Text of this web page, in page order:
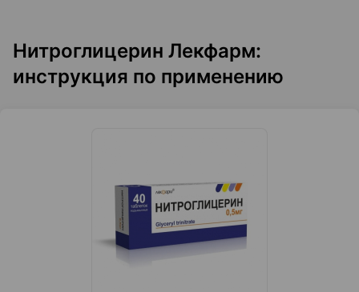
Нитроглицерин Лекфарм:
инструкция по применению